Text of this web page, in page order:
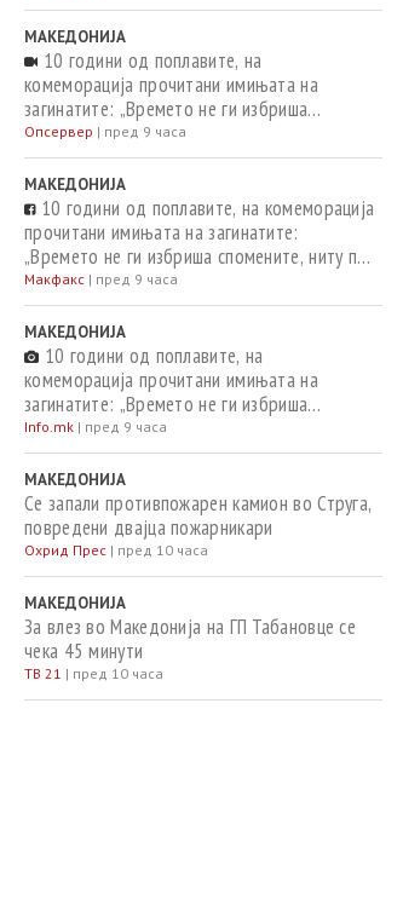
МАКЕДОНИЈА
10 години од поплавите, на
комеморација прочитани имињата на
загинатите: „Времето не ги избриша
спомените, ниту пак ја намали тагата“
Опсервер | пред 9 часа
МАКЕДОНИЈА
10 години од поплавите, на комеморација
прочитани имињата на загинатите:
„Времето не ги избриша спомените, ниту пак
ја намали тагата“
Макфакс | пред 9 часа
МАКЕДОНИЈА
10 години од поплавите, на
комеморација прочитани имињата на
загинатите: „Времето не ги избриша
спомените, ниту пак ја намали тагата“
Info.mk | пред 9 часа
МАКЕДОНИЈА
Се запали противпожарен камион во Струга,
повредени двајца пожарникари
Охрид Прес | пред 10 часа
МАКЕДОНИЈА
За влез во Македонија на ГП Табановце се
чека 45 минути
ТВ 21 | пред 10 часа